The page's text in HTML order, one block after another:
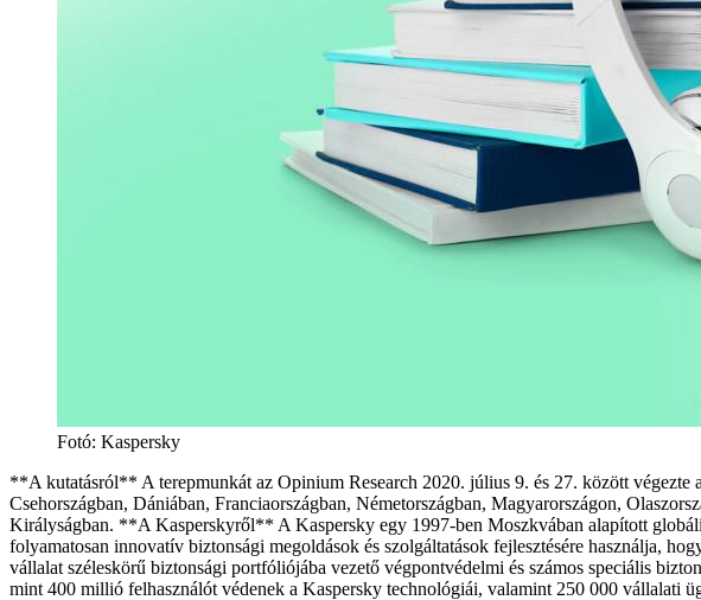
Fotó: Kaspersky
**A kutatásról** A terepmunkát az Opinium Research 2020. július 9. és 27. között
Csehországban, Dániában, Franciaországban, Németországban, Magyarországon,
Királyságban. **A Kasperskyről** A Kaspersky egy 1997-ben Moszkvában alapított
folyamatosan innovatív biztonsági megoldások és szolgáltatások fejlesztésére használja,
vállalat széleskörű biztonsági portfóliójába vezető végpontvédelmi és számos speciális
mint 400 millió felhasználót védenek a Kaspersky technológiái, valamint 250 000 vállalati